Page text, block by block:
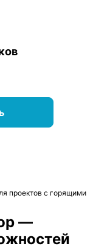
проектов с горящими
—